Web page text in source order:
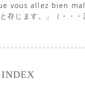
vous allez bien
存じます。」（・・